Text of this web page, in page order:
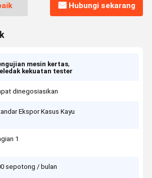
Hubungi sekarang
mesin kertas,
kekuatan tester
dinegosiasikan
Ekspor Kasus Kayu
1
sepotong / bulan